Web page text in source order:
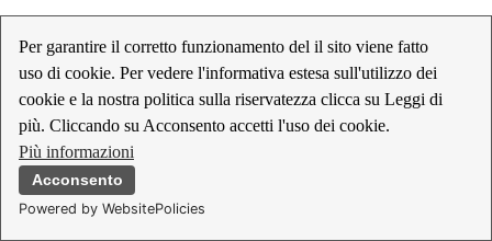
Per garantire il corretto funzionamento del il sito viene fatto
uso di cookie. Per vedere l'informativa estesa sull'utilizzo dei
cookie e la nostra politica sulla riservatezza clicca su Leggi di
più. Cliccando su Acconsento accetti l'uso dei cookie.
Più informazioni
Acconsento
Powered by WebsitePolicies
Cavi, connettori e sezionatori per impianti fotovoltaici
Inverter per impianti fotovoltaici
Kit per impianti fotovoltaici
Moduli fotovoltaici
Sistemi di monitoraggio per impianti fotovoltaici
Strumenti di collaudo e configurazione per impianti
fotovoltaici
Supporti per impianti fotovoltaici